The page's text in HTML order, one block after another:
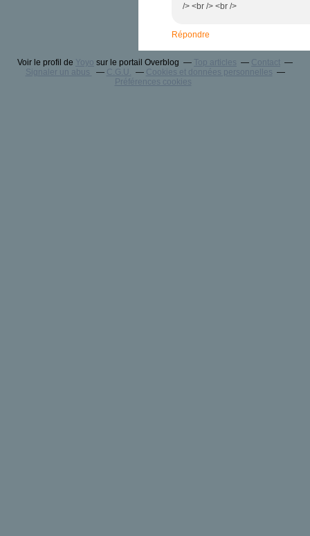
/> <br /> <br />
Répondre
Voir le profil de Yoyo sur le portail Overblog Top articles
Contact
Signaler un abus
C.G.U.
Cookies et données personnelles
Préférences cookies